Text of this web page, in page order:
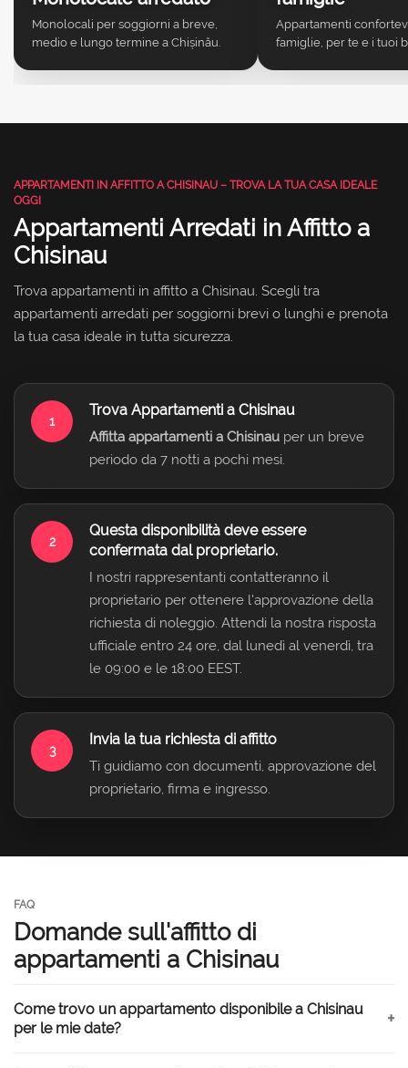
Monolocali per soggiorni a breve,
medio e lungo termine a Chișinău.
Appartamenti
famiglie, per te e i tuoi
APPARTAMENTI IN AFFITTO A CHISINAU – TROVA LA TUA CASA IDEALE
OGGI
Appartamenti Arredati in Affitto a
Chisinau
Trova appartamenti in affitto a Chisinau. Scegli tra
appartamenti arredati per soggiorni brevi o lunghi e prenota
la tua casa ideale in tutta sicurezza.
1
Trova Appartamenti a Chisinau
Affitta appartamenti a Chisinau per un breve
periodo da 7 notti a pochi mesi.
2
Questa disponibilità deve essere
confermata dal proprietario.
I nostri rappresentanti contatteranno il
proprietario per ottenere l'approvazione della
richiesta di noleggio. Attendi la nostra risposta
ufficiale entro 24 ore, dal lunedì al venerdì, tra
le 09:00 e le 18:00 EEST.
3
Invia la tua richiesta di affitto
Ti guidiamo con documenti, approvazione del
proprietario, firma e ingresso.
FAQ
Domande sull'affitto di
appartamenti a Chisinau
Come trovo un appartamento disponibile a Chisinau
per le mie date?